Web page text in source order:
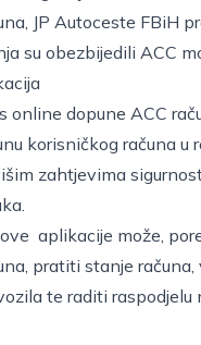
JP Autoceste FBiH
su obezbijedili ACC
online dopune ACC
korisničkog računa u
zahtjevima
aplikacije može,
pratiti stanje
te raditi raspodjelu